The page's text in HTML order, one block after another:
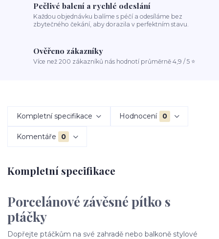
Pečlivé balení a rychlé odeslání
Každou objednávku balíme s péčí a odesíláme bez
zbytečného čekání, aby dorazila v perfektním stavu.
Ověřeno zákazníky
Více než 200 zákazníků nás hodnotí průměrně 4,9 / 5 ⭐
Kompletní specifikace Hodnocení 0
Komentáře 0
Kompletní specifikace
Porcelánové závěsné pítko s
ptáčky
Dopřejte ptáčkům na své zahradě nebo balkoně stylové